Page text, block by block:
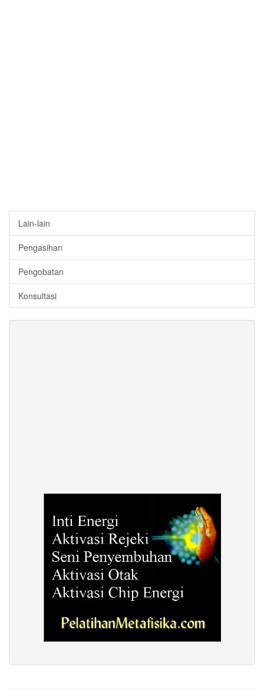
Lain-lain
Pengasihan
Pengobatan
Konsultasi